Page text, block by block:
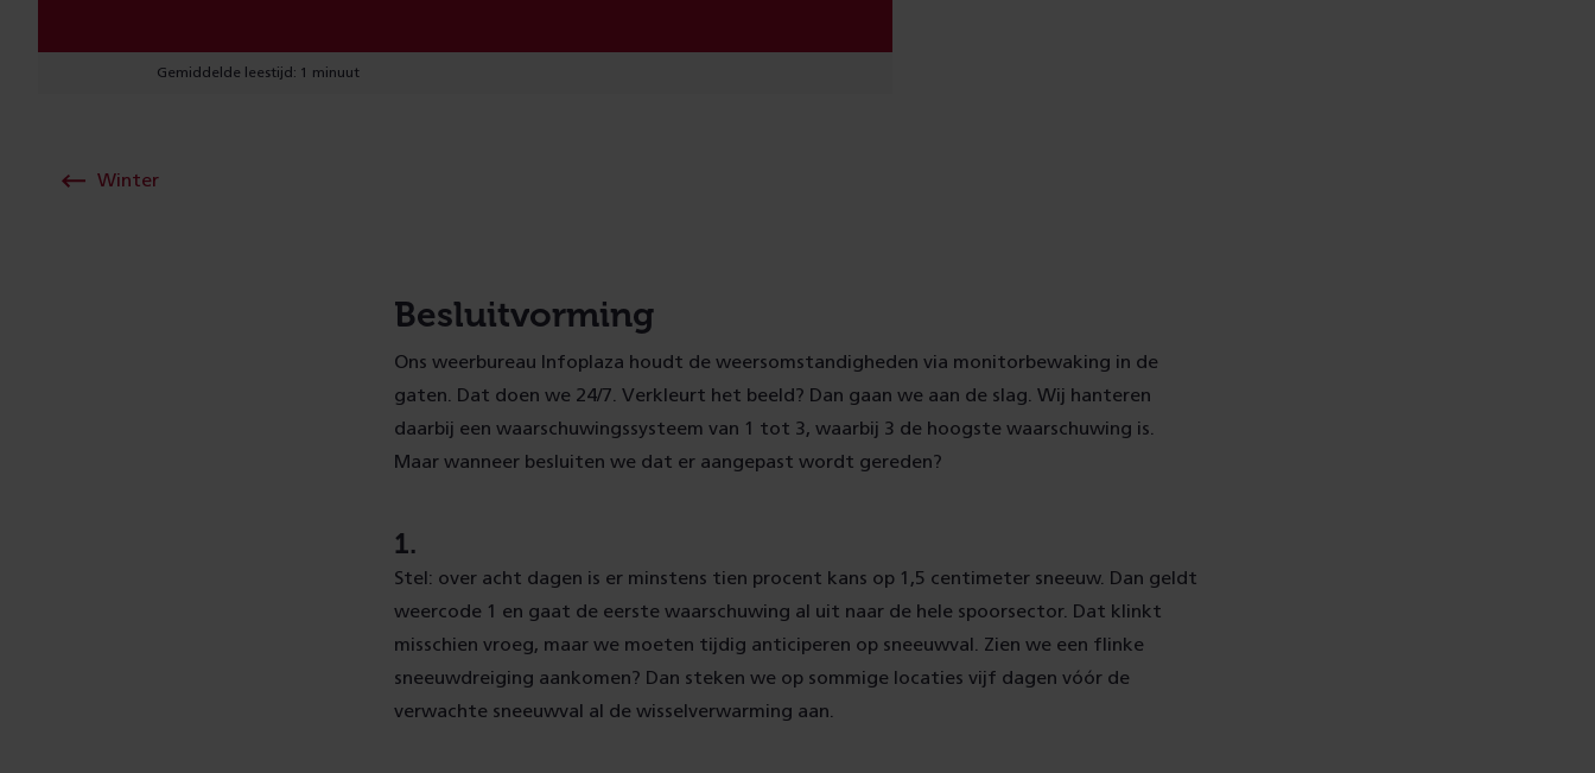
Gemiddelde leestijd: 1 minuut
Winter
Besluitvorming
Ons weerbureau Infoplaza houdt de weersomstandigheden via monitorbewaking in de
gaten. Dat doen we 24/7. Verkleurt het beeld? Dan gaan we aan de slag. Wij hanteren
daarbij een waarschuwingssysteem van 1 tot 3, waarbij 3 de hoogste waarschuwing is.
Maar wanneer besluiten we dat er aangepast wordt gereden?
1.
Stel: over acht dagen is er minstens tien procent kans op 1,5 centimeter sneeuw. Dan geldt
weercode 1 en gaat de eerste waarschuwing al uit naar de hele spoorsector. Dat klinkt
misschien vroeg, maar we moeten tijdig anticiperen op sneeuwval. Zien we een flinke
sneeuwdreiging aankomen? Dan steken we op sommige locaties vijf dagen vóór de
verwachte sneeuwval al de wisselverwarming aan.